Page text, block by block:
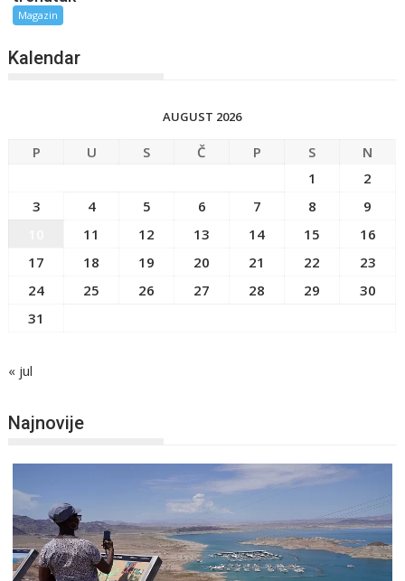
Magazin
Kalendar
AUGUST 2026
P U S Č P S
N
1
2
3
4 5 6 7 8
9
11 12 13 14 15
16
17
18 19 20 21 22
23
24
25 26 27 28 29
30
31
« jul
Najnovije